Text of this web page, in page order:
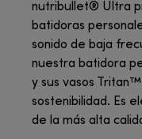
nutribullet® Ultra
batidoras
sonido de baja
nuestra batidora
y sus vasos
sostenibilidad. Es
de la más alta